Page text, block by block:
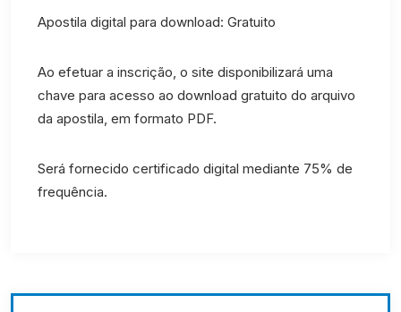
Apostila digital para download: Gratuito
Ao efetuar a inscrição, o site disponibilizará uma
chave para acesso ao download gratuito do arquivo
da apostila, em formato PDF.
Será fornecido certificado digital mediante 75% de
frequência.